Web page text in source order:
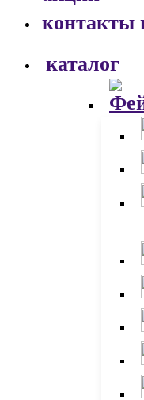
контакты
каталог